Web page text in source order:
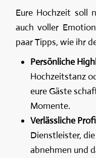
Eure Hochzeit soll
auch voller
paar Tipps, wie ihr
Persönliche
Hochzeitstanz
eure Gäste
Momente.
Verlässliche
Dienstleister,
abnehmen und